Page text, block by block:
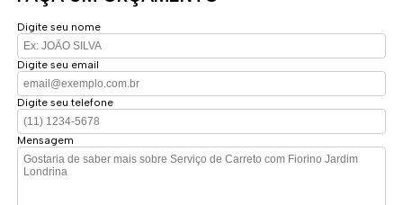
Digite seu nome
Digite seu email
Digite seu telefone
Mensagem